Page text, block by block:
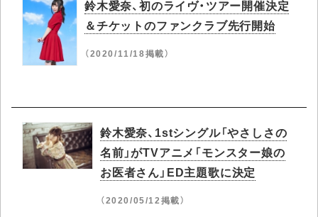
鈴木愛奈、初のライヴ・ツアー開催決定
＆チケットのファンクラブ先行開始
（2020/11/18掲載）
鈴木愛奈、1stシングル「やさしさの
名前」がTVアニメ「モンスター娘の
お医者さん」ED主題歌に決定
（2020/05/12掲載）